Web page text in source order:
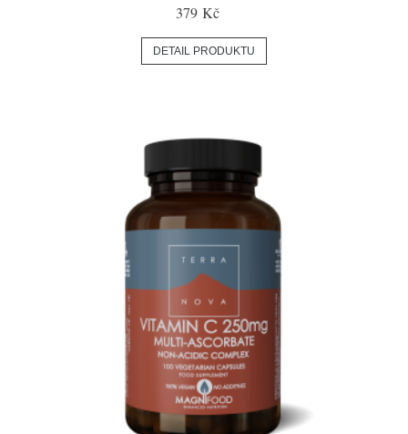
379 Kč
DETAIL PRODUKTU